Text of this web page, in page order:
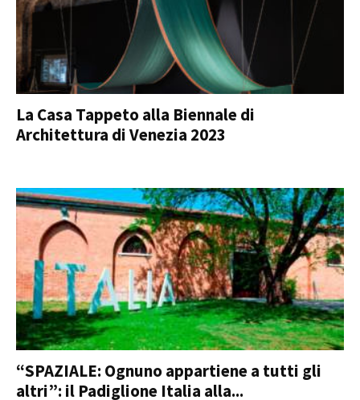
La Casa Tappeto alla Biennale di
Architettura di Venezia 2023
“SPAZIALE: Ognuno appartiene a tutti gli
altri”: il Padiglione Italia alla...